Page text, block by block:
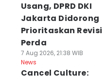
Usang, DPRD DKI
Jakarta Didorong
Prioritaskan Revisi
Perda
7 Aug 2026, 21:38 WIB
News
Cancel Culture: